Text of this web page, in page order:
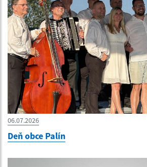
06.07.2026
Deň obce Palín